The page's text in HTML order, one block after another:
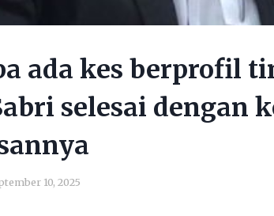
ada kes berprofil
selesai dengan
10, 2025